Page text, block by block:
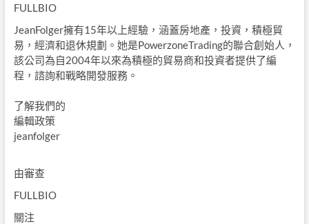
FULLBIO
JeanFolger擁有15年以上經驗，涵蓋房地產，投資，積極貿
易，經濟和退休規劃。她是PowerzoneTrading的聯合創始人，
該公司為自2004年以來為積極的貿易商和投資者提供了編
程，諮詢和戰略開發服務。
了解我們的
編輯政策
jeanfolger
由審查
FULLBIO
關注